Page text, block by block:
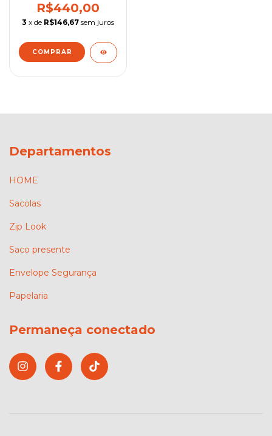
R$440,00
3 x de R$146,67 sem juros
COMPRAR
Departamentos
HOME
Sacolas
Zip Look
Saco presente
Envelope Segurança
Papelaria
Permaneça conectado